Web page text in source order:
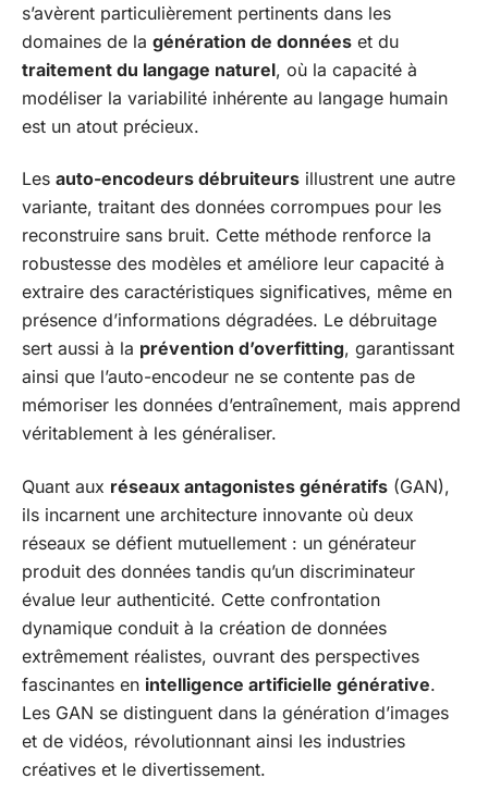
s’avèrent particulièrement pertinents dans les
domaines de la génération de données et du
traitement du langage naturel, où la capacité à
modéliser la variabilité inhérente au langage humain
est un atout précieux.
Les auto-encodeurs débruiteurs illustrent une autre
variante, traitant des données corrompues pour les
reconstruire sans bruit. Cette méthode renforce la
robustesse des modèles et améliore leur capacité à
extraire des caractéristiques significatives, même en
présence d’informations dégradées. Le débruitage
sert aussi à la prévention d’overfitting, garantissant
ainsi que l’auto-encodeur ne se contente pas de
mémoriser les données d’entraînement, mais apprend
véritablement à les généraliser.
Quant aux réseaux antagonistes génératifs (GAN),
ils incarnent une architecture innovante où deux
réseaux se défient mutuellement : un générateur
produit des données tandis qu’un discriminateur
évalue leur authenticité. Cette confrontation
dynamique conduit à la création de données
extrêmement réalistes, ouvrant des perspectives
fascinantes en intelligence artificielle générative.
Les GAN se distinguent dans la génération d’images
et de vidéos, révolutionnant ainsi les industries
créatives et le divertissement.